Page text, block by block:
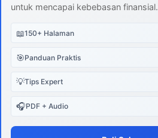
untuk mencapai kebebasan finansial.
📖150+ Halaman
🎯Panduan Praktis
💡Tips Expert
🎧PDF + Audio